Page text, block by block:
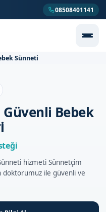
08508401141
Sünneti
Bebek
hizmeti Sünnetçim
doktorumuz ile güvenli ve